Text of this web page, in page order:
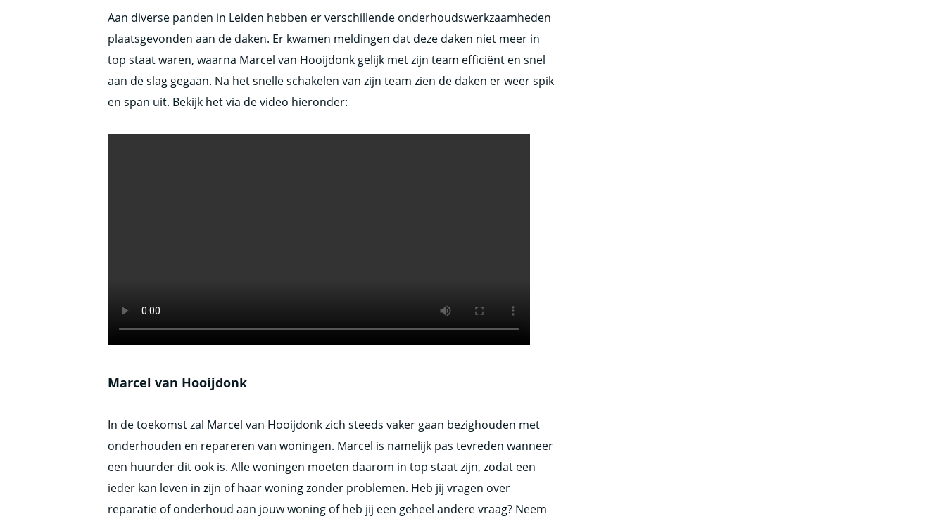
Aan diverse panden in Leiden hebben er verschillende onderhoudswerkzaamheden
plaatsgevonden aan de daken. Er kwamen meldingen dat deze daken niet meer in
top staat waren, waarna Marcel van Hooijdonk gelijk met zijn team efficiënt en snel
aan de slag gegaan. Na het snelle schakelen van zijn team zien de daken er weer spik
en span uit. Bekijk het via de video hieronder:
Marcel van Hooijdonk
In de toekomst zal Marcel van Hooijdonk zich steeds vaker gaan bezighouden met
onderhouden en repareren van woningen. Marcel is namelijk pas tevreden wanneer
een huurder dit ook is. Alle woningen moeten daarom in top staat zijn, zodat een
ieder kan leven in zijn of haar woning zonder problemen. Heb jij vragen over
reparatie of onderhoud aan jouw woning of heb jij een geheel andere vraag? Neem